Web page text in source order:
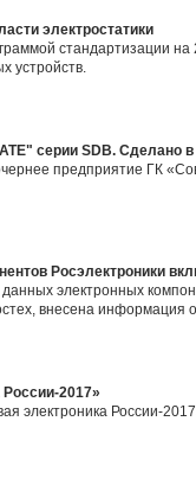
электростатики
стандартизации
устройств.
серии SDB. Сделано
предприятие ГК
Росэлектроники
электронных
внесена информация
2017»
электроника России-